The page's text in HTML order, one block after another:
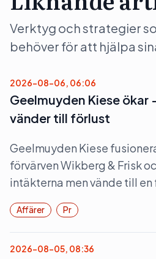
Verktyg och strategier
behöver för att hjälpa
2026-08-06, 06:06
Geelmuyden Kiese ökar
vänder till förlust
Geelmuyden Kiese
förvärven Wikberg & Frisk
intäkterna men vände till en
Affärer Pr
2026-08-05, 08:36